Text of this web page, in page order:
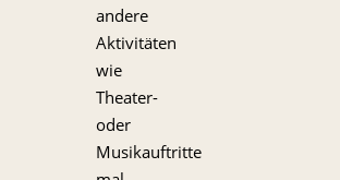
andere
Aktivitäten
wie
Theater-
oder
Musikauftritte